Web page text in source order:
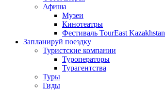
Афиша
Музеи
Кинотеатры
Фестиваль TourEast Kazakhstan
Запланируй поездку
Туристские компании
Туроператоры
Турагентства
Туры
Гиды